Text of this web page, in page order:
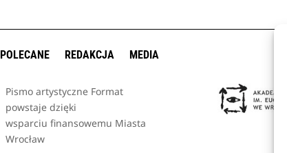
POLECANE REDAKCJA MEDIA
Pismo artystyczne Format
powstaje dzięki
wsparciu finansowemu Miasta
Wrocław